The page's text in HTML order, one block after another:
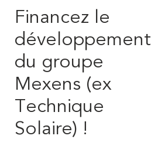
Financez le
développement
du groupe
Mexens (ex
Technique
Solaire) !